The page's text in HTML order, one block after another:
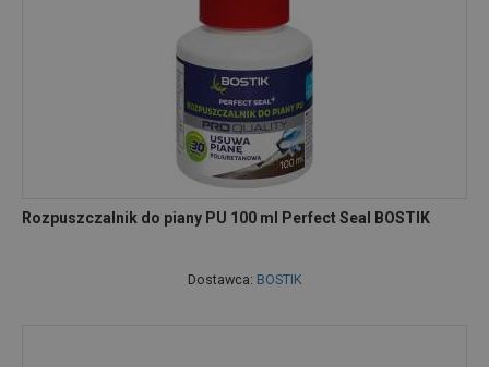
Rozpuszczalnik do piany PU 100 ml Perfect Seal BOSTIK
Dostawca: BOSTIK